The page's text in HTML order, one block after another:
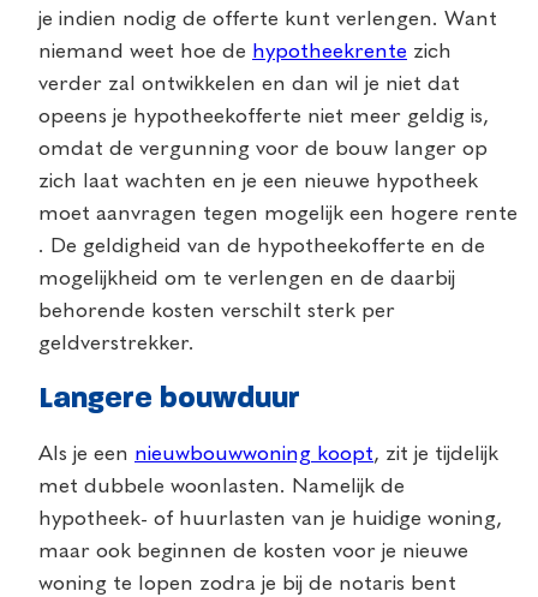
je indien nodig de offerte kunt verlengen. Want
niemand weet hoe de hypotheekrente zich
verder zal ontwikkelen en dan wil je niet dat
opeens je hypotheekofferte niet meer geldig is,
omdat de vergunning voor de bouw langer op
zich laat wachten en je een nieuwe hypotheek
moet aanvragen tegen mogelijk een hogere rente
. De geldigheid van de hypotheekofferte en de
mogelijkheid om te verlengen en de daarbij
behorende kosten verschilt sterk per
geldverstrekker.
Langere bouwduur
Als je een nieuwbouwwoning koopt, zit je tijdelijk
met dubbele woonlasten. Namelijk de
hypotheek- of huurlasten van je huidige woning,
maar ook beginnen de kosten voor je nieuwe
woning te lopen zodra je bij de notaris bent